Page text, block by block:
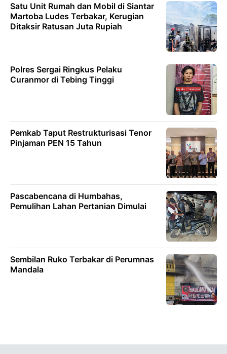
Satu Unit Rumah dan Mobil di Siantar
Martoba Ludes Terbakar, Kerugian
Ditaksir Ratusan Juta Rupiah
Polres Sergai Ringkus Pelaku
Curanmor di Tebing Tinggi
Pemkab Taput Restrukturisasi Tenor
Pinjaman PEN 15 Tahun
Pascabencana di Humbahas,
Pemulihan Lahan Pertanian Dimulai
Sembilan Ruko Terbakar di Perumnas
Mandala